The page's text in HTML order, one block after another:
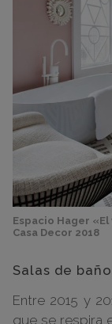
Espacio Hager
Casa Decor 2018
Salas de
Entre 2015 y
que se respira